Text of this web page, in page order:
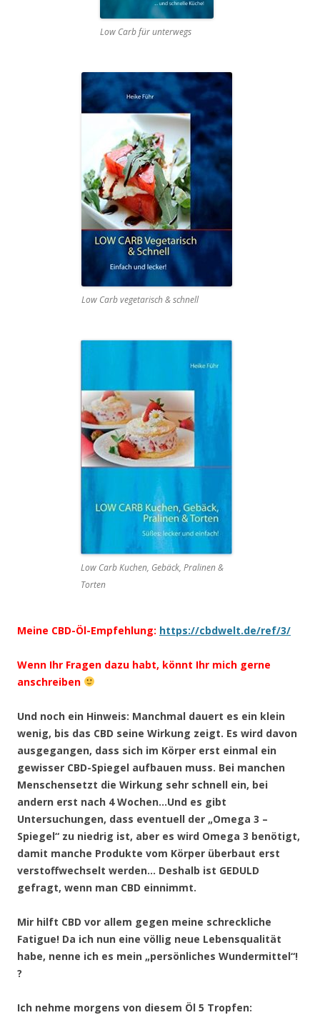
Low Carb für unterwegs
Low Carb vegetarisch & schnell
Low Carb Kuchen, Gebäck, Pralinen &
Torten
Meine CBD-Öl-Empfehlung: https://cbdwelt.de/ref/3/
Wenn Ihr Fragen dazu habt, könnt Ihr mich gerne
anschreiben
Und noch ein Hinweis: Manchmal dauert es ein klein
wenig, bis das CBD seine Wirkung zeigt. Es wird davon
ausgegangen, dass sich im Körper erst einmal ein
gewisser CBD-Spiegel aufbauen muss. Bei manchen
Menschensetzt die Wirkung sehr schnell ein, bei
andern erst nach 4 Wochen…Und es gibt
Untersuchungen, dass eventuell der „Omega 3 –
Spiegel“ zu niedrig ist, aber es wird Omega 3 benötigt,
damit manche Produkte vom Körper überbaut erst
verstoffwechselt werden… Deshalb ist GEDULD
gefragt, wenn man CBD einnimmt.
Mir hilft CBD vor allem gegen meine schreckliche
Fatigue! Da ich nun eine völlig neue Lebensqualität
habe, nenne ich es mein „persönliches Wundermittel“!
?
Ich nehme morgens von diesem Öl 5 Tropfen: